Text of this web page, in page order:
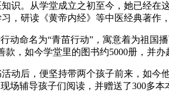
识。从学堂成立之初至今，她已经
研读《黄帝内经》等中医经典著作
动命名为“青苗行动”，寓意着为祖
，如今学堂里的图书约5000册，并办
动后，便坚持带两个孩子前来，如
场辅导孩子们阅读，并赠送了300多本